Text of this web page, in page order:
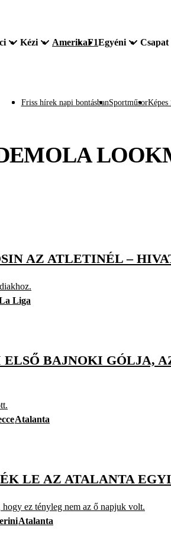
Kézi AmerikaF1Egyéni Csapat
Friss hírek napi bontásbanSportműsorKépes
AZ ATLETINÉL –
Liga
BAJNOKI GÓLJA,
Atalanta
LE AZ ATALANTA
ez tényleg nem az ő napjuk volt.
Atalanta